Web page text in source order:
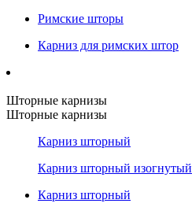
Римские шторы
Карниз для римских штор
Шторные карнизы
Шторные карнизы
Карниз шторный
Карниз шторный изогнутый
Карниз шторный